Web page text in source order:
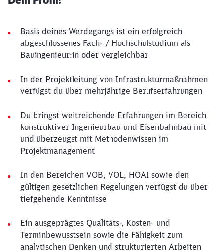
Basis deines Werdegangs ist ein erfolgreich
abgeschlossenes Fach- / Hochschulstudium als
Bauingenieur:in oder vergleichbar
In der Projektleitung von Infrastrukturmaßnahmen
verfügst du über mehrjährige Berufserfahrungen
Du bringst weitreichende Erfahrungen im Bereich
konstruktiver Ingenieurbau und Eisenbahnbau mit
und überzeugst mit Methodenwissen im
Projektmanagement
In den Bereichen VOB, VOL, HOAI sowie den
gültigen gesetzlichen Regelungen verfügst du über
tiefgehende Kenntnisse
Ein ausgeprägtes Qualitäts-, Kosten- und
Terminbewusstsein sowie die Fähigkeit zum
analytischen Denken und strukturierten Arbeiten